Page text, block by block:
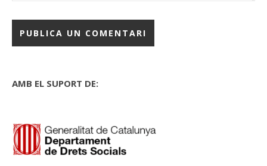
AMB EL SUPORT DE: